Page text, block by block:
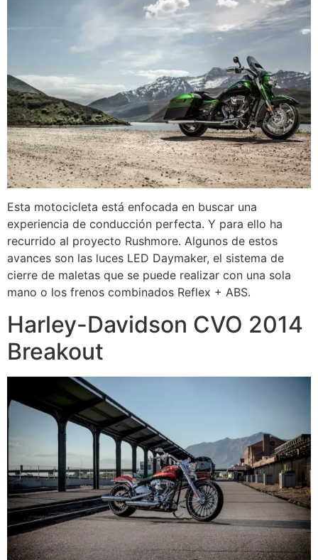
Esta motocicleta está enfocada en buscar una
experiencia de conducción perfecta. Y para ello ha
recurrido al proyecto Rushmore. Algunos de estos
avances son las luces LED Daymaker, el sistema de
cierre de maletas que se puede realizar con una sola
mano o los frenos combinados Reflex + ABS.
Harley-Davidson CVO 2014
Breakout